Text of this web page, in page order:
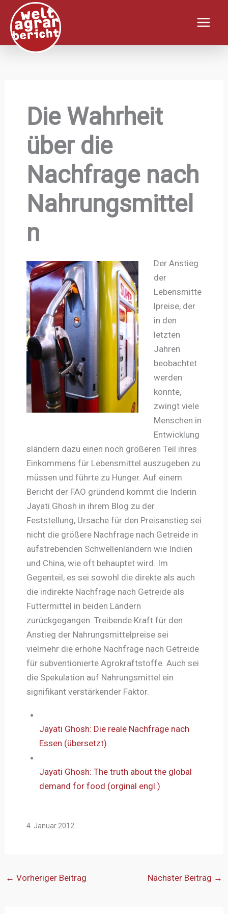
Inhalt
springen
Die Wahrheit
über die
Nachfrage nach
Nahrungsmittel
n
Der Anstieg
der
Lebensmitte
lpreise, der
in den
letzten
Jahren
beobachtet
werden
konnte,
zwingt viele
Menschen in
Entwicklung
sländern dazu einen noch größeren Teil ihres
Einkommens für Lebensmittel auszugeben zu
müssen und führte zu Hunger. Auf einem
Bericht der FAO gründend kommt die Inderin
Jayati Ghosh in ihrem Blog zu der
Feststellung, Ursache für den Preisanstieg sei
nicht die größere Nachfrage nach Getreide in
aufstrebenden Schwellenländern wie Indien
und China, wie oft behauptet wird. Im
Gegenteil, es sei sowohl die direkte als auch
die indirekte Nachfrage nach Getreide als
Futtermittel in beiden Ländern
zurückgegangen. Treibende Kraft für den
Anstieg der Nahrungsmittelpreise sei
vielmehr die erhöhe Nachfrage nach Getreide
für subventionierte Agrokraftstoffe. Auch sei
die Spekulation auf Nahrungsmittel ein
signifikant verstärkender Faktor.
Jayati Ghosh: Die reale Nachfrage nach
Essen (übersetzt)
Jayati Ghosh: The truth about the global
demand for food (orginal engl.)
4. Januar 2012
← Vorheriger Beitrag Nächster Beitrag →